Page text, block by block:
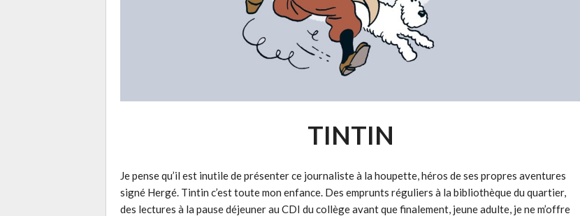
TINTIN
Je pense qu’il est inutile de présenter ce journaliste à la houpette, héros de ses propres aventures
signé Hergé. Tintin c’est toute mon enfance. Des emprunts réguliers à la bibliothèque du quartier,
des lectures à la pause déjeuner au CDI du collège avant que finalement, jeune adulte, je ne m’offre